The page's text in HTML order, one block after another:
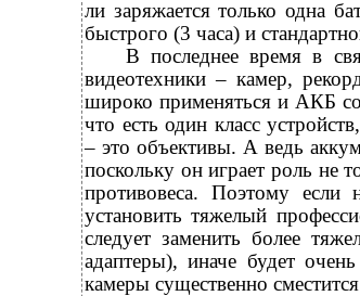
ли заряжается только одна
быстрого (3 часа) и
В последнее время в
видеотехники – камер,
широко применяться и АКБ
что есть один класс
– это объективы. А ведь
поскольку он играет роль не
противовеса. Поэтому
установить тяжелый
следует заменить более
адаптеры), иначе будет
камеры существенно